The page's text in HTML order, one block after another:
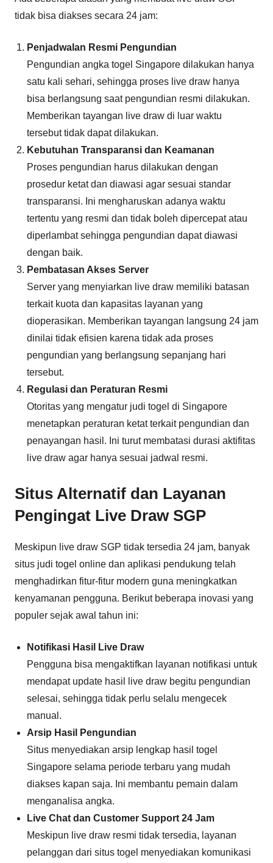
tidak bisa diakses secara 24 jam:
Penjadwalan Resmi Pengundian
Pengundian angka togel Singapore dilakukan hanya
satu kali sehari, sehingga proses live draw hanya
bisa berlangsung saat pengundian resmi dilakukan.
Memberikan tayangan live draw di luar waktu
tersebut tidak dapat dilakukan.
Kebutuhan Transparansi dan Keamanan
Proses pengundian harus dilakukan dengan
prosedur ketat dan diawasi agar sesuai standar
transparansi. Ini mengharuskan adanya waktu
tertentu yang resmi dan tidak boleh dipercepat atau
diperlambat sehingga pengundian dapat diawasi
dengan baik.
Pembatasan Akses Server
Server yang menyiarkan live draw memiliki batasan
terkait kuota dan kapasitas layanan yang
dioperasikan. Memberikan tayangan langsung 24 jam
dinilai tidak efisien karena tidak ada proses
pengundian yang berlangsung sepanjang hari
tersebut.
Regulasi dan Peraturan Resmi
Otoritas yang mengatur judi togel di Singapore
menetapkan peraturan ketat terkait pengundian dan
penayangan hasil. Ini turut membatasi durasi aktifitas
live draw agar hanya sesuai jadwal resmi.
Situs Alternatif dan Layanan
Pengingat Live Draw SGP
Meskipun live draw SGP tidak tersedia 24 jam, banyak
situs judi togel online dan aplikasi pendukung telah
menghadirkan fitur-fitur modern guna meningkatkan
kenyamanan pengguna. Berikut beberapa inovasi yang
populer sejak awal tahun ini:
Notifikasi Hasil Live Draw
Pengguna bisa mengaktifkan layanan notifikasi untuk
mendapat update hasil live draw begitu pengundian
selesai, sehingga tidak perlu selalu mengecek
manual.
Arsip Hasil Pengundian
Situs menyediakan arsip lengkap hasil togel
Singapore selama periode terbaru yang mudah
diakses kapan saja. Ini membantu pemain dalam
menganalisa angka.
Live Chat dan Customer Support 24 Jam
Meskipun live draw resmi tidak tersedia, layanan
pelanggan dari situs togel menyediakan komunikasi